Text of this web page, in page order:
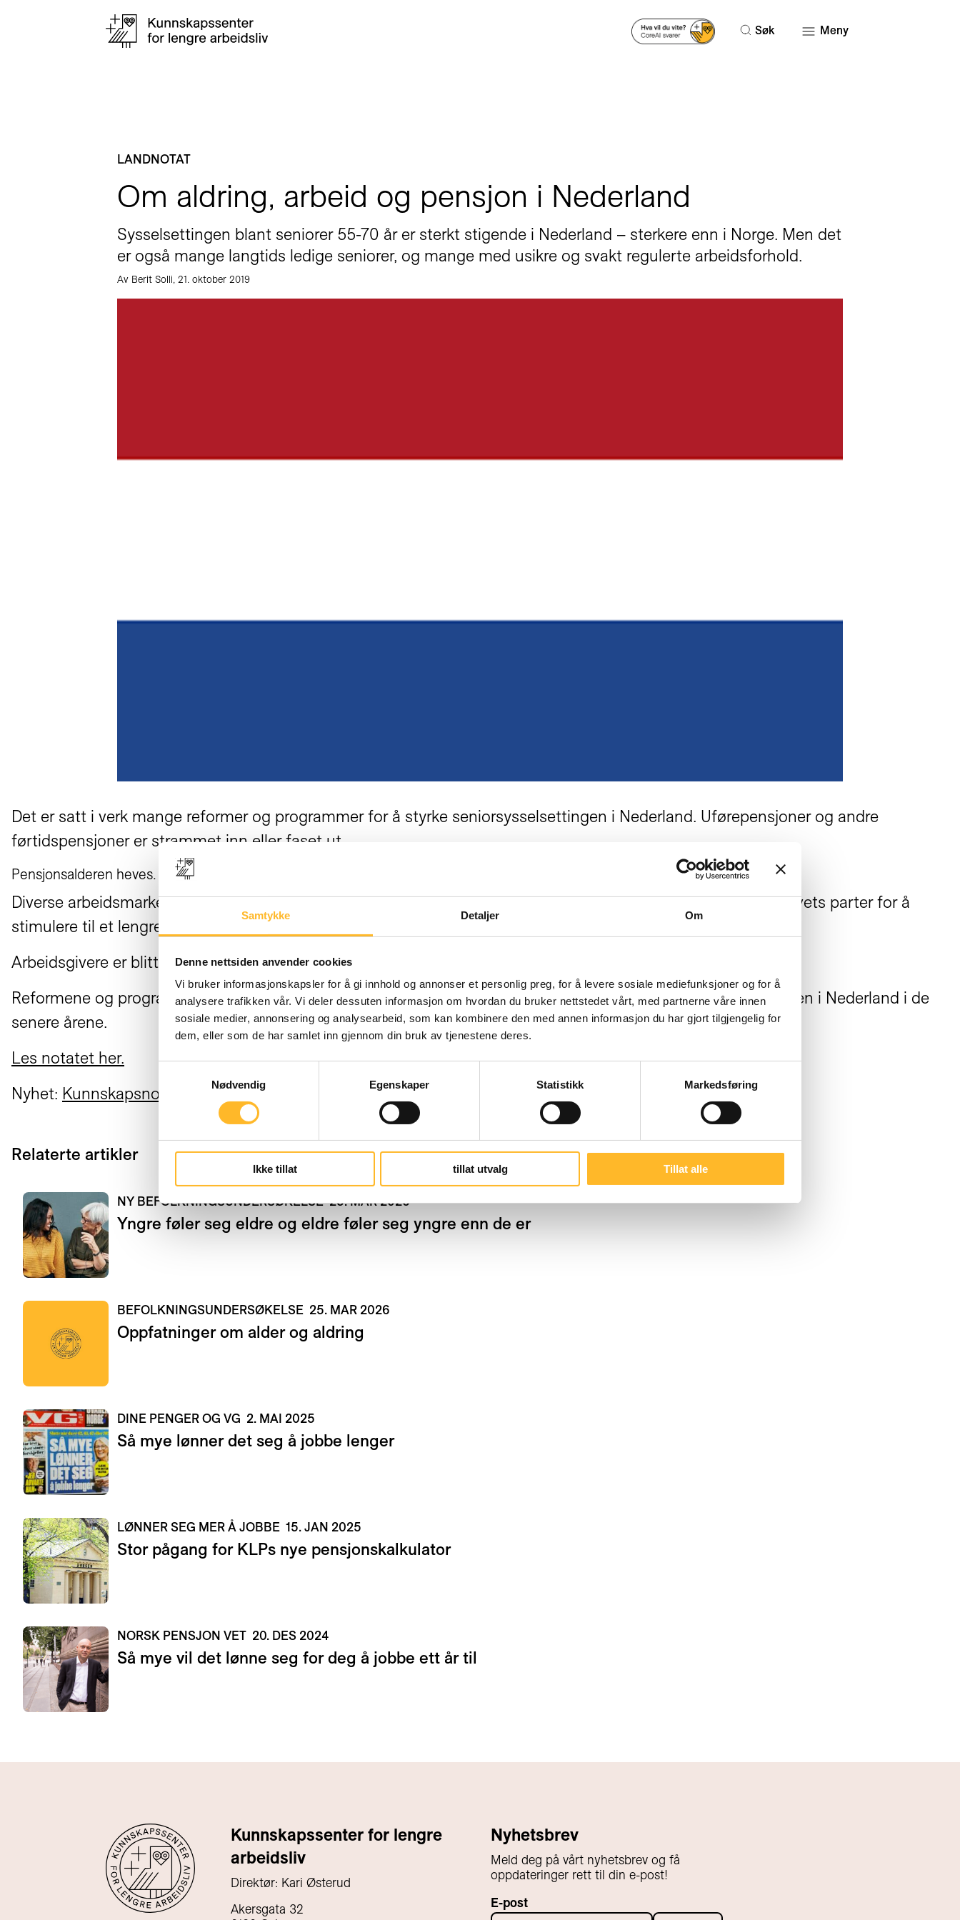
Samtykke Detaljer Om
Denne nettsiden anvender cookies
Vi bruker informasjonskapsler for å gi innhold og annonser et personlig preg, for å levere sosiale mediefunksjoner og for å
analysere trafikken vår. Vi deler dessuten informasjon om hvordan du bruker nettstedet vårt, med partnerne våre innen
sosiale medier, annonsering og analysearbeid, som kan kombinere den med annen informasjon du har gjort tilgjengelig for
dem, eller som de har samlet inn gjennom din bruk av tjenestene deres.
Nødvendig
Egenskaper Statistikk Markedsføring
Ikke tillat tillat utvalg Tillat alle
Søk Meny
LANDNOTAT
Om aldring, arbeid og pensjon i Nederland
Sysselsettingen blant seniorer 55-70 år er sterkt stigende i Nederland – sterkere enn i Norge. Men det
er også mange langtids ledige seniorer, og mange med usikre og svakt regulerte arbeidsforhold.
Av Berit Solli, 21. oktober 2019
Det er satt i verk mange reformer og programmer for å styrke seniorsysselsettingen i Nederland. Uførepensjoner og andre
førtidspensjoner er strammet inn eller faset ut.
Pensjonsalderen heves.
Diverse arbeidsmarkeds- og arbeidslivsprogrammer er i innført i samarbeid mellom myndighetene og arbeidslivets parter for å
stimulere til et lengre og bedre arbeidsliv blant eldre.
Arbeidsgivere er blitt mer opptatt av å fremme lange og gode arbeidsliv for sine ansatte.
Reformene og programmene har bidratt til endrete holdninger og atferd og til sterk vekst i seniorsysselsettingen i Nederland i de
senere årene.
Les notatet her.
Nyhet: Kunnskapsnotat om Nederland
Relaterte artikler
NY BEFOLKNINGSUNDERSØKELSE25. MAR 2026
Yngre føler seg eldre og eldre føler seg yngre enn de er
BEFOLKNINGSUNDERSØKELSE 25. MAR 2026
Oppfatninger om alder og aldring
DINE PENGER OG VG 2. MAI 2025
Så mye lønner det seg å jobbe lenger
LØNNER SEG MER Å JOBBE 15. JAN 2025
Stor pågang for KLPs nye pensjonskalkulator
NORSK PENSJON VET 20. DES 2024
Så mye vil det lønne seg for deg å jobbe ett år til
Kunnskapssenter for lengre
arbeidsliv
Direktør: Kari Østerud
Akersgata 32
Nyhetsbrev
Meld deg på vårt nyhetsbrev og få
oppdateringer rett til din e-post!
E-post